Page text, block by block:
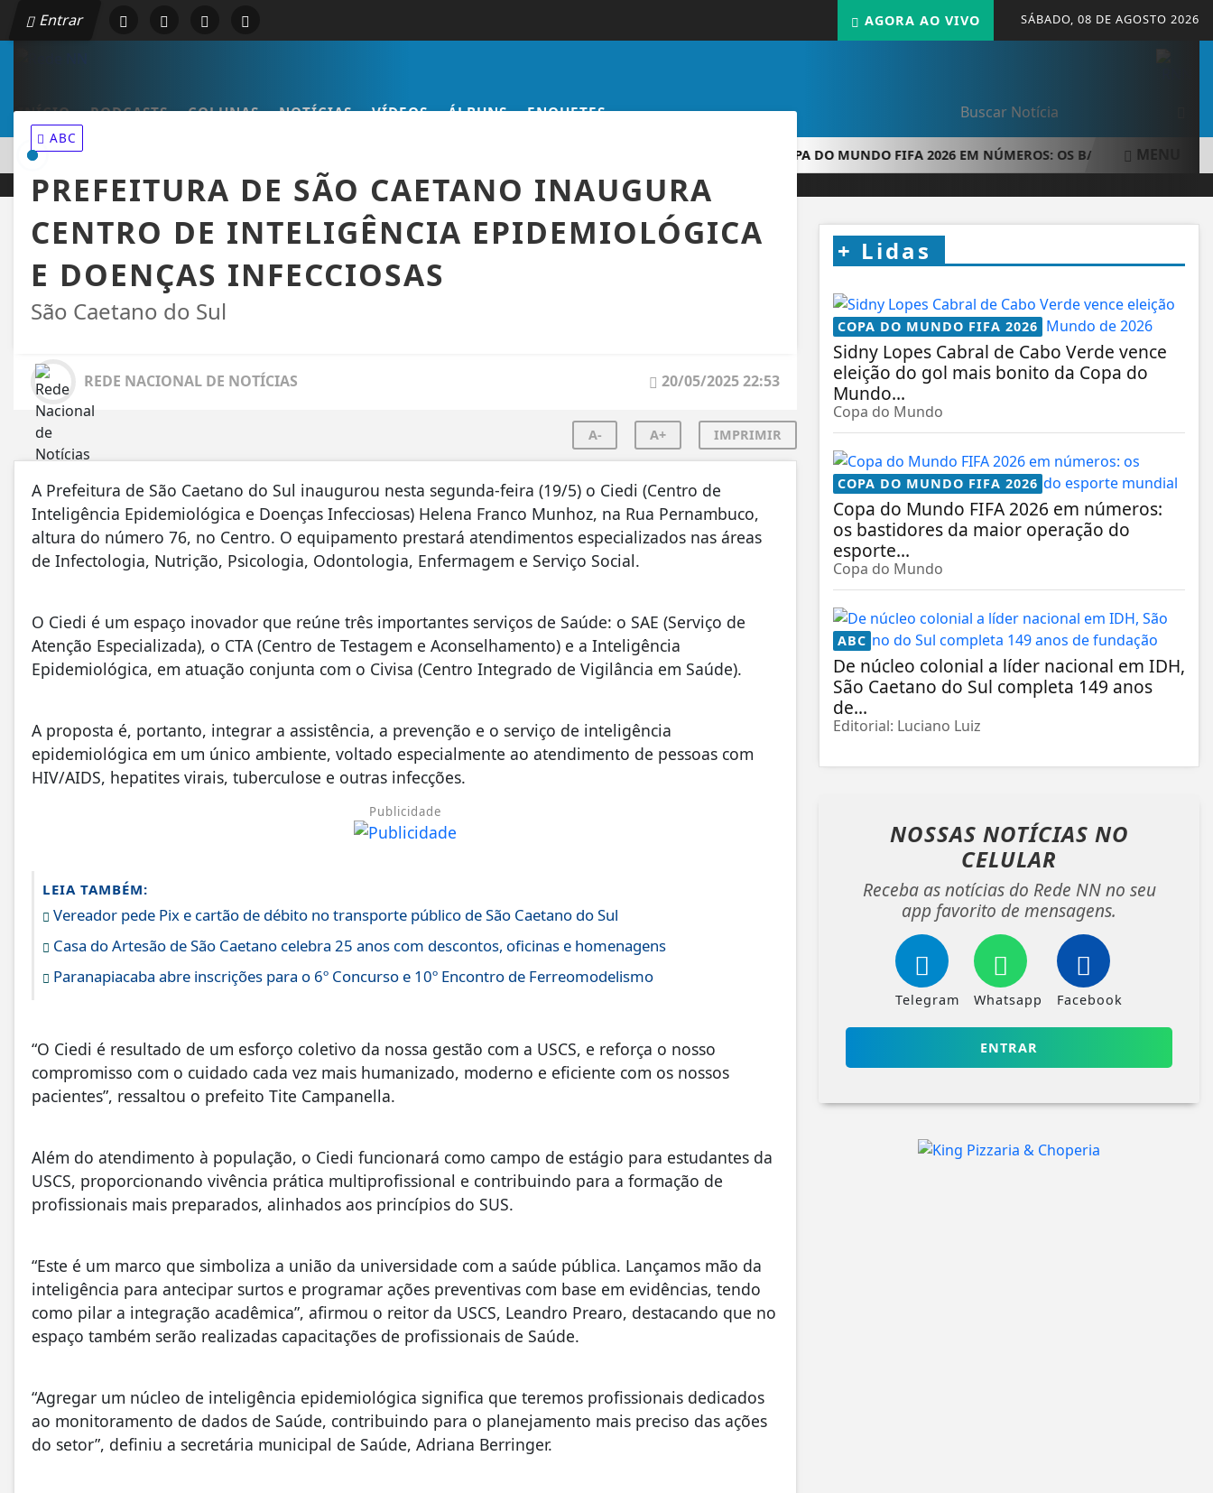
Entrar SÁBADO, 08 DE AGOSTO 2026
AGORA AO VIVO
INÍCIO PODCASTS COLUNAS NOTÍCIAS VÍDEOS ÁLBUNS ENQUETES
SIDNY LOPES CABRAL DE CABO VERDE VENCE ELEIÇÃO DO GOL MAIS BONITO DA COPA DO MUNDO DE 2026 COPA DO MUNDO FIFA 2026 EM NÚMEROS: OS BASTIDORES DA MAIOR
EM ALTA MENU
ABC
PREFEITURA DE SÃO CAETANO INAUGURA
CENTRO DE INTELIGÊNCIA EPIDEMIOLÓGICA
E DOENÇAS INFECCIOSAS
São Caetano do Sul
REDE NACIONAL DE NOTÍCIAS 20/05/2025 22:53
A- A+ IMPRIMIR
A Prefeitura de São Caetano do Sul inaugurou nesta segunda-feira (19/5) o Ciedi (Centro de
Inteligência Epidemiológica e Doenças Infecciosas) Helena Franco Munhoz, na Rua Pernambuco,
altura do número 76, no Centro. O equipamento prestará atendimentos especializados nas áreas
de Infectologia, Nutrição, Psicologia, Odontologia, Enfermagem e Serviço Social.
O Ciedi é um espaço inovador que reúne três importantes serviços de Saúde: o SAE (Serviço de
Atenção Especializada), o CTA (Centro de Testagem e Aconselhamento) e a Inteligência
Epidemiológica, em atuação conjunta com o Civisa (Centro Integrado de Vigilância em Saúde).
A proposta é, portanto, integrar a assistência, a prevenção e o serviço de inteligência
epidemiológica em um único ambiente, voltado especialmente ao atendimento de pessoas com
HIV/AIDS, hepatites virais, tuberculose e outras infecções.
Publicidade
LEIA TAMBÉM:
Vereador pede Pix e cartão de débito no transporte público de São Caetano do Sul
Casa do Artesão de São Caetano celebra 25 anos com descontos, oficinas e homenagens
Paranapiacaba abre inscrições para o 6º Concurso e 10º Encontro de Ferreomodelismo
“O Ciedi é resultado de um esforço coletivo da nossa gestão com a USCS, e reforça o nosso
compromisso com o cuidado cada vez mais humanizado, moderno e eficiente com os nossos
pacientes”, ressaltou o prefeito Tite Campanella.
Além do atendimento à população, o Ciedi funcionará como campo de estágio para estudantes da
USCS, proporcionando vivência prática multiprofissional e contribuindo para a formação de
profissionais mais preparados, alinhados aos princípios do SUS.
“Este é um marco que simboliza a união da universidade com a saúde pública. Lançamos mão da
inteligência para antecipar surtos e programar ações preventivas com base em evidências, tendo
como pilar a integração acadêmica”, afirmou o reitor da USCS, Leandro Prearo, destacando que no
espaço também serão realizadas capacitações de profissionais de Saúde.
“Agregar um núcleo de inteligência epidemiológica significa que teremos profissionais dedicados
ao monitoramento de dados de Saúde, contribuindo para o planejamento mais preciso das ações
do setor”, definiu a secretária municipal de Saúde, Adriana Berringer.
+ Lidas
COPA DO MUNDO FIFA 2026
Sidny Lopes Cabral de Cabo Verde vence
eleição do gol mais bonito da Copa do
Mundo...
Copa do Mundo
COPA DO MUNDO FIFA 2026
Copa do Mundo FIFA 2026 em números:
os bastidores da maior operação do
esporte...
Copa do Mundo
ABC
De núcleo colonial a líder nacional em IDH,
São Caetano do Sul completa 149 anos
de...
Editorial: Luciano Luiz
NOSSAS NOTÍCIAS NO
CELULAR
Receba as notícias do Rede NN no seu
app favorito de mensagens.
Telegram Whatsapp Facebook
ENTRAR